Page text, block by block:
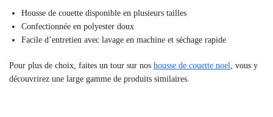
Housse de couette disponible en plusieurs tailles
Confectionnée en polyester doux
Facile d’entretien avec lavage en machine et séchage rapide
Pour plus de choix, faites un tour sur nos housse de couette noel, vous y
découvrirez une large gamme de produits similaires.